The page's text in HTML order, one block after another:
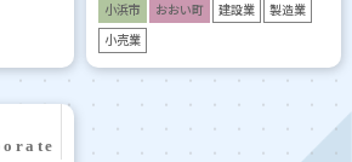
小浜市 おおい町 建設業 製造業
小売業